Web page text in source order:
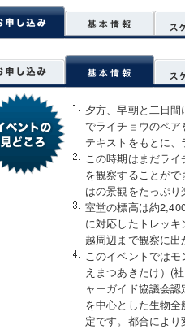
夕方、早朝と二日
でライチョウのペア
テキストをもとに、
この時期はまだラ
を観察することが
はの景観をたっぷり
室堂の標高は約
に対応したトレッ
越周辺まで観察に出
このイベントでは
えまつあきたけ）(
ャーガイド協議会
を中心とした生物
定です。都合により